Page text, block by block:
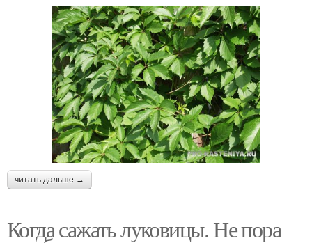
читать дальше →
Когда сажать луковицы. Не пора